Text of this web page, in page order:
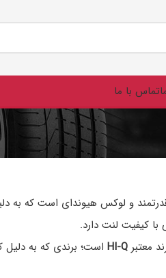
تماس با ما
و لوکس هیوندای است که به
کیفیت لنت دارد.
معتبرHI-Q است؛ برندی که به دلیل